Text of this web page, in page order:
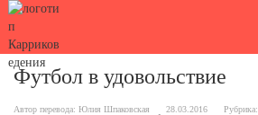
Футбол в удовольствие
Автор перевода: Юлия Шпаковская 28.03.2016 Рубрика: